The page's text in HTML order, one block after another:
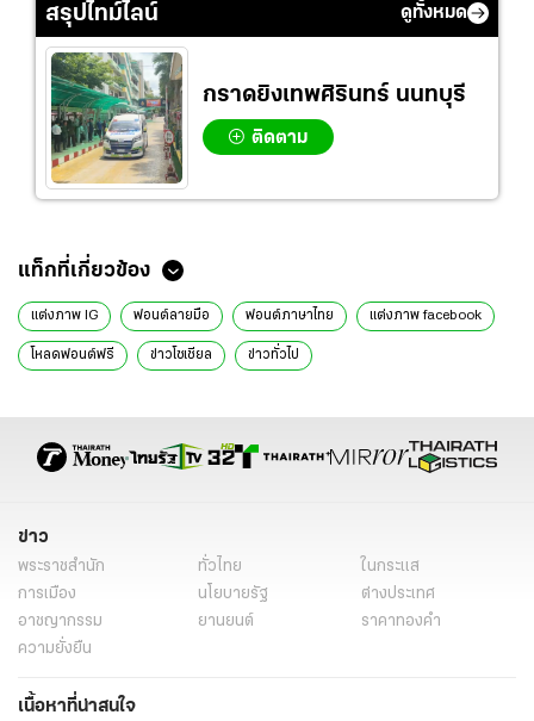
สรุปไทม์ไลน์ ดูทั้งหมด
กราดยิงเทพศิรินทร์ นนทบุรี
ติดตาม
แท็กที่เกี่ยวข้อง
แต่งภาพ IG ฟอนต์ลายมือ ฟอนต์ภาษาไทย แต่งภาพ facebook
โหลดฟอนต์ฟรี ข่าวโซเชียล ข่าวทั่วไป
ข่าว
พระราชสำนัก ทั่วไทย
ในกระแส
การเมือง
นโยบายรัฐ
ต่างประเทศ
อาชญากรรม
ยานยนต์
ราคาทองคำ
ความยั่งยืน
เนื้อหาที่น่าสนใจ